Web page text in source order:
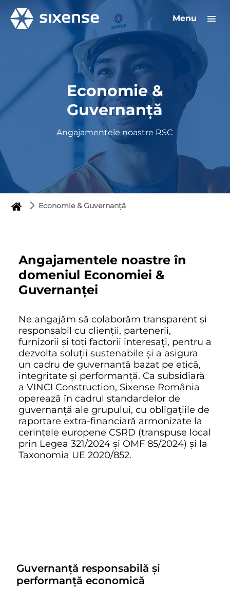
Menu
Economie &
Guvernanță
Angajamentele noastre RSC
Economie & Guvernanță
Angajamentele noastre în
domeniul Economiei &
Guvernanței
Ne angajăm să colaborăm transparent și
responsabil cu clienții, partenerii,
furnizorii și toți factorii interesați, pentru a
dezvolta soluții sustenabile și a asigura
un cadru de guvernanță bazat pe etică,
integritate și performanță. Ca subsidiară
a VINCI Construction, Sixense România
operează în cadrul standardelor de
guvernanță ale grupului, cu obligațiile de
raportare extra-financiară armonizate la
cerințele europene CSRD (transpuse local
prin Legea 321/2024 și OMF 85/2024) și la
Taxonomia UE 2020/852.
Guvernanță responsabilă și
performanță economică